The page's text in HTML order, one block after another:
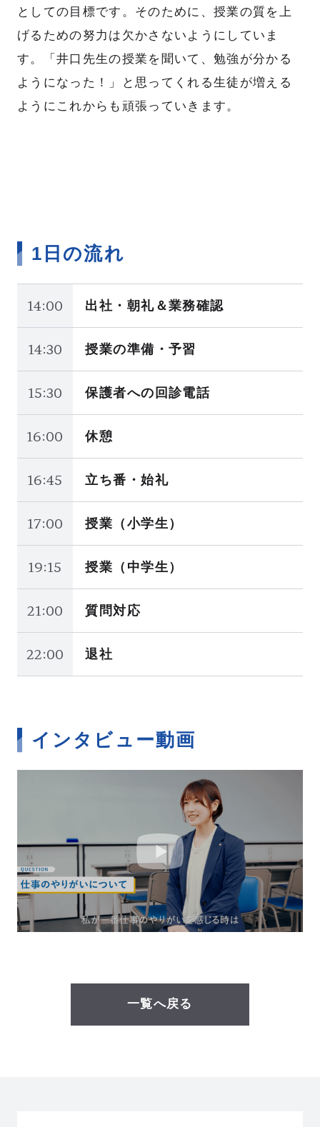
としての目標です。そのために、授業の質を上
げるための努力は欠かさないようにしていま
す。「井口先生の授業を聞いて、勉強が分かる
ようになった！」と思ってくれる生徒が増える
ようにこれからも頑張っていきます。
1日の流れ
14:00 出社・朝礼＆業務確認
14:30 授業の準備・予習
15:30 保護者への回診電話
16:00 休憩
16:45 立ち番・始礼
17:00 授業（小学生）
19:15 授業（中学生）
21:00 質問対応
22:00 退社
インタビュー動画
一覧へ戻る